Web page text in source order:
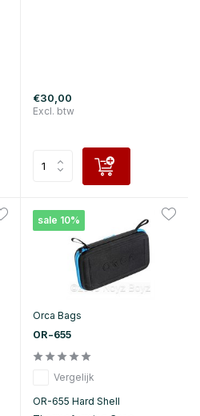
€30,00
Excl. btw
sale 10%
Orca Bags
OR-655
Vergelijk
OR-655 Hard Shell